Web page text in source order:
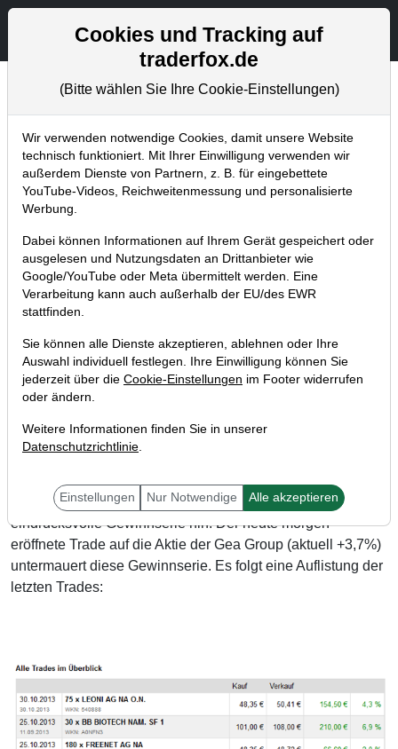
Aktien- und Artikelsuche
Tradingerfolge
Home Blog Tradingerfolge
Gewinnserie in der Trading-
Sektion Aktien Deutschland
02.11.2013 um 19:50 Uhr | TraderFox GmbH
Sektion Aktien Deutschland, legt gerade eine
eindrucksvolle Gewinnserie hin. Der heute morgen
eröffnete Trade auf die Aktie der Gea Group (aktuell +3,7%)
untermauert diese Gewinnserie. Es folgt eine Auflistung der
letzten Trades:
Cookies und Tracking auf
traderfox.de
(Bitte wählen Sie Ihre Cookie-Einstellungen)
Wir verwenden notwendige Cookies, damit unsere Website
technisch funktioniert. Mit Ihrer Einwilligung verwenden wir
außerdem Dienste von Partnern, z. B. für eingebettete
YouTube-Videos, Reichweitenmessung und personalisierte
Werbung.
Dabei können Informationen auf Ihrem Gerät gespeichert oder
ausgelesen und Nutzungsdaten an Drittanbieter wie
Google/YouTube oder Meta übermittelt werden. Eine
Verarbeitung kann auch außerhalb der EU/des EWR
stattfinden.
Sie können alle Dienste akzeptieren, ablehnen oder Ihre
Auswahl individuell festlegen. Ihre Einwilligung können Sie
jederzeit über die Cookie-Einstellungen im Footer widerrufen
oder ändern.
Weitere Informationen finden Sie in unserer
Datenschutzrichtlinie.
Einstellungen Nur Notwendige Alle akzeptieren